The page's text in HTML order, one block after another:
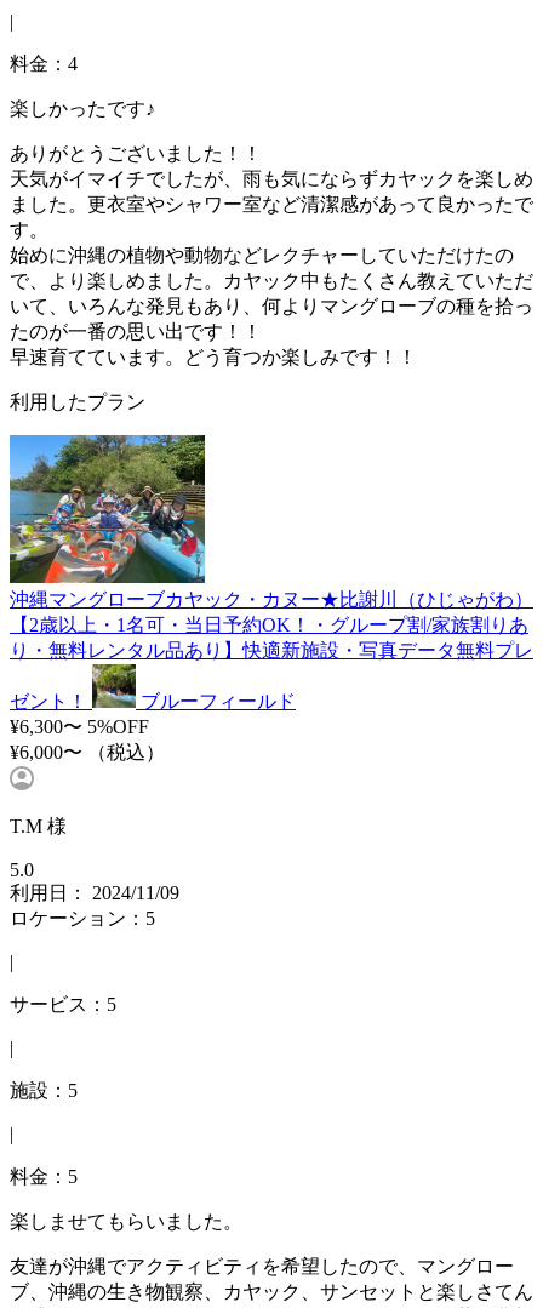
|
料金：4
楽しかったです♪
ありがとうございました！！
天気がイマイチでしたが、雨も気にならずカヤックを楽しめ
ました。更衣室やシャワー室など清潔感があって良かったで
す。
始めに沖縄の植物や動物などレクチャーしていただけたの
で、より楽しめました。カヤック中もたくさん教えていただ
いて、いろんな発見もあり、何よりマングローブの種を拾っ
たのが一番の思い出です！！
早速育てています。どう育つか楽しみです！！
利用したプラン
沖縄マングローブカヤック・カヌー★比謝川（ひじゃがわ）
【2歳以上・1名可・当日予約OK！・グループ割/家族割りあ
り・無料レンタル品あり】快適新施設・写真データ無料プレ
ゼント！
ブルーフィールド
¥6,300〜 5%OFF
¥6,000〜
（税込）
T.M 様
5.0
利用日： 2024/11/09
ロケーション：5
|
サービス：5
|
施設：5
|
料金：5
楽しませてもらいました。
友達が沖縄でアクティビティを希望したので、マングロー
ブ、沖縄の生き物観察、カヤック、サンセットと楽しさてん